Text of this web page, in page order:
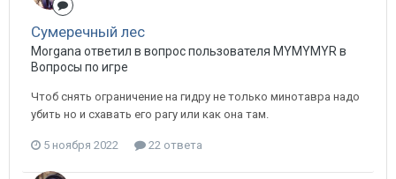
Сумеречный лес
Morgana ответил в вопрос пользователя MYMYMYR в
Вопросы по игре
Чтоб снять ограничение на гидру не только минотавра надо
убить но и схавать его рагу или как она там.
5 ноября 2022 22 ответа